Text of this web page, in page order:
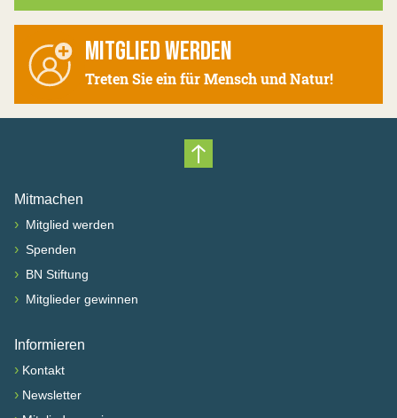
MITGLIED WERDEN
Treten Sie ein für Mensch und Natur!
Nach oben scrollen
Mitmachen
› Mitglied werden
› Spenden
› BN Stiftung
› Mitglieder gewinnen
Informieren
› Kontakt
› Newsletter